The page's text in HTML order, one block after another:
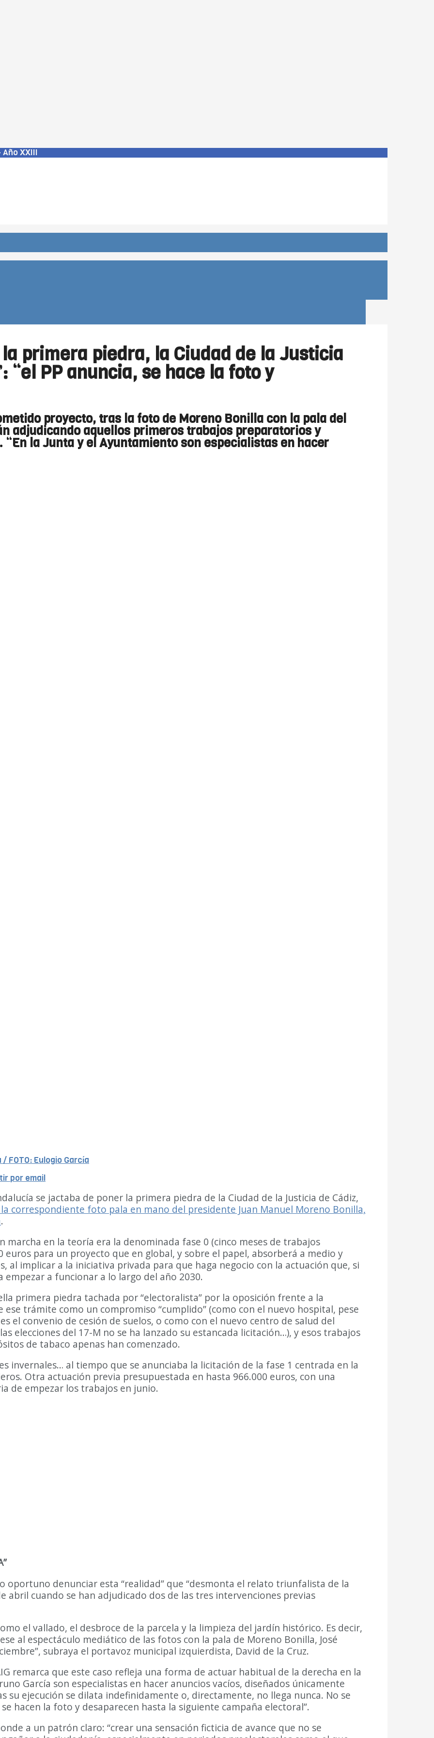
XXIII
primera piedra, la Ciudad de la Justicia
“el PP anuncia, se hace la foto y
proyecto, tras la foto de Moreno Bonilla con la pala del
adjudicando aquellos primeros trabajos preparatorios y
la Junta y el Ayuntamiento son especialistas en hacer
FOTO: Eulogio García
por email
se jactaba de poner la primera piedra de la Ciudad de la Justicia de Cádiz,
correspondiente foto pala en mano del presidente Juan Manuel Moreno Bonilla,
.
marcha en la teoría era la denominada fase 0 (cinco meses de trabajos
euros para un proyecto que en global, y sobre el papel, absorberá a medio y
al implicar a la iniciativa privada para que haga negocio con la actuación que, si
a funcionar a lo largo del año 2030.
primera piedra tachada por “electoralista” por la oposición frente a la
ese trámite como un compromiso “cumplido” (como con el nuevo hospital, pese
el convenio de cesión de suelos, o como con el nuevo centro de salud del
elecciones del 17-M no se ha lanzado su estancada licitación…), y esos trabajos
de tabaco apenas han comenzado.
invernales… al tiempo que se anunciaba la licitación de la fase 1 centrada en la
Otra actuación previa presupuestada en hasta 966.000 euros, con una
de empezar los trabajos en junio.
oportuno denunciar esta “realidad” que “desmonta el relato triunfalista de la
abril cuando se han adjudicado dos de las tres intervenciones previas
el vallado, el desbroce de la parcela y la limpieza del jardín histórico. Es decir,
al espectáculo mediático de las fotos con la pala de Moreno Bonilla, José
subraya el portavoz municipal izquierdista, David de la Cruz.
remarca que este caso refleja una forma de actuar habitual de la derecha en la
García son especialistas en hacer anuncios vacíos, diseñados únicamente
ejecución se dilata indefinidamente o, directamente, no llega nunca. No se
hacen la foto y desaparecen hasta la siguiente campaña electoral”.
a un patrón claro: “crear una sensación ficticia de avance que no se